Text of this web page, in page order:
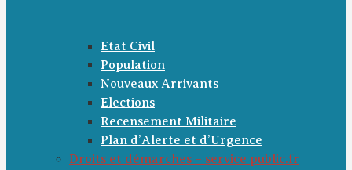
Etat Civil
Population
Nouveaux Arrivants
Elections
Recensement Militaire
Plan d’Alerte et d’Urgence
Droits et démarches – service public.fr